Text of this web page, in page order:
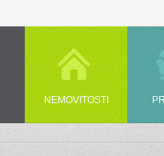
NEMOVITOSTI